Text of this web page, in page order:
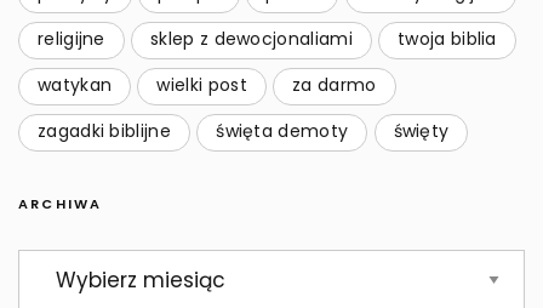
religijne
sklep z dewocjonaliami
twoja biblia
watykan
wielki post
za darmo
zagadki biblijne
święta demoty święty
ARCHIWA
Archiwa